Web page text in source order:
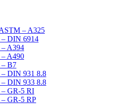
– A325
– DIN 6914
– A394
– A490
– B7
– DIN 931 8.8
– DIN 933 8.8
– GR-5 RI
– GR-5 RP